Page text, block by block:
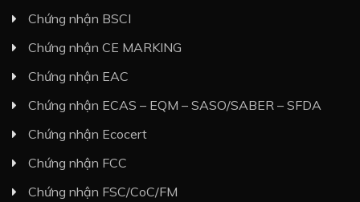
Chứng nhận BSCI
Chứng nhận CE MARKING
Chứng nhận EAC
Chứng nhận ECAS – EQM – SASO/SABER – SFDA
Chứng nhận Ecocert
Chứng nhận FCC
Chứng nhận FSC/CoC/FM